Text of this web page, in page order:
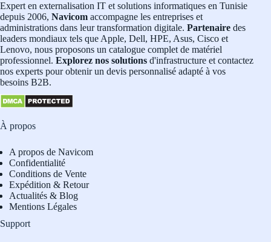
Expert en externalisation IT et solutions informatiques en Tunisie
depuis 2006, Navicom accompagne les entreprises et
administrations dans leur transformation digitale. Partenaire des
leaders mondiaux tels que Apple, Dell, HPE, Asus, Cisco et
Lenovo, nous proposons un catalogue complet de matériel
professionnel. Explorez nos solutions d'infrastructure et contactez
nos experts pour obtenir un devis personnalisé adapté à vos
besoins B2B.
À propos
A propos de Navicom
Confidentialité
Conditions de Vente
Expédition & Retour
Actualités & Blog
Mentions Légales
Support